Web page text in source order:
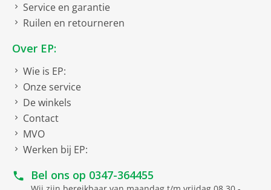
Service en garantie
Ruilen en retourneren
Over EP:
Wie is EP:
Onze service
De winkels
Contact
MVO
Werken bij EP:
Bel ons op 0347-364455